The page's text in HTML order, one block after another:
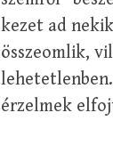
kezet ad
összeomlik,
érzelmek